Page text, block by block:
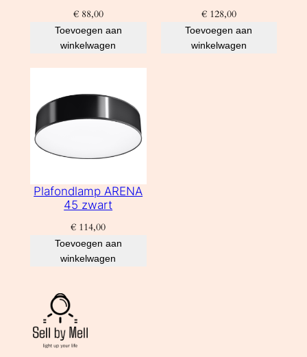
€88,00
Toevoegen aan
winkelwagen
€128,00
Toevoegen aan
winkelwagen
Plafondlamp ARENA
45 zwart
€ 114,00
Toevoegen aan
winkelwagen